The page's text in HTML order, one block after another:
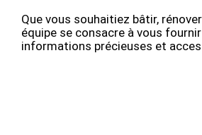
Que vous souhaitiez bâtir,
équipe se consacre à vous
informations précieuses et